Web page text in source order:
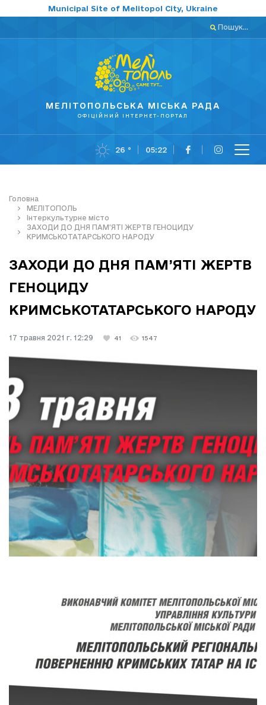
Municipal Site of Melitopol City, Ukraine
Пошук...
МЕЛІТОПОЛЬСЬКА МІСЬКА РАДА
ОФІЦІЙНИЙ ІНТЕРНЕТ-ПОРТАЛ
26 ° 05:22
Головна
МЕЛІТОПОЛЬ
Інтеркультурне місто
ЗАХОДИ ДО ДНЯ ПАМ’ЯТІ ЖЕРТВ ГЕНОЦИДУ
КРИМСЬКОТАТАРСЬКОГО НАРОДУ
ЗАХОДИ ДО ДНЯ ПАМ’ЯТІ ЖЕРТВ
ГЕНОЦИДУ
КРИМСЬКОТАТАРСЬКОГО НАРОДУ
17 травня 2021 г. 12:29 41 1547